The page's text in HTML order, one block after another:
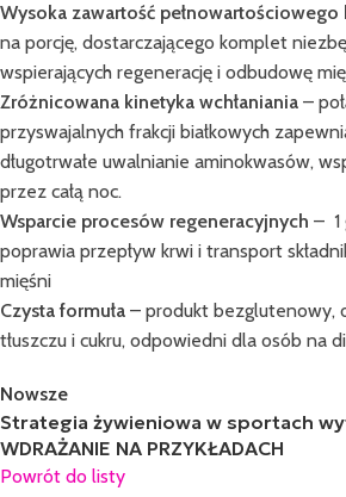
Wysoka zawartość pełnowartościowego
na porcję, dostarczającego komplet
wspierających regenerację i odbudowę
Zróżnicowana kinetyka wchłaniania –
przyswajalnych frakcji białkowych
długotrwałe uwalnianie aminokwasów,
przez całą noc.
Wsparcie procesów regeneracyjnych – 1
poprawia przepływ krwi i transport
mięśni
Czysta formuła – produkt bezglutenowy,
tłuszczu i cukru, odpowiedni dla osób na
Nowsze
Strategia żywieniowa w sportach
WDRAŻANIE NA PRZYKŁADACH
Powrót do listy